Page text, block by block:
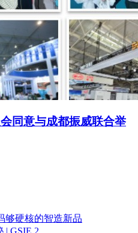
同意与成都振威联合举
够硬核的智造新品
| GSIE 2